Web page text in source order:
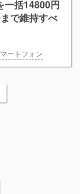
一括14800円
で維持すべ
ートフォン